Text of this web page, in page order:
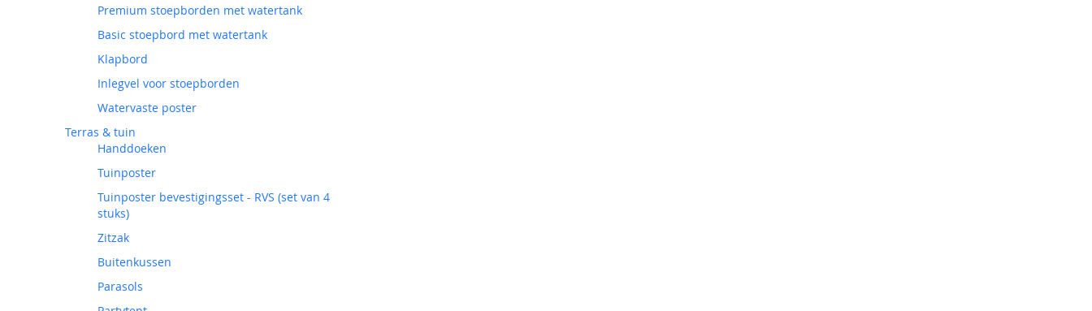
Premium stoepborden met watertank
Basic stoepbord met watertank
Klapbord
Inlegvel voor stoepborden
Watervaste poster
Terras & tuin
Handdoeken
Tuinposter
Tuinposter bevestigingsset - RVS (set van 4
stuks)
Zitzak
Buitenkussen
Parasols